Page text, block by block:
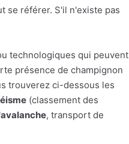
se référer. S'il n'existe pas
technologiques qui peuvent
présence de champignon
trouverez ci-dessous les
(classement des
, transport de